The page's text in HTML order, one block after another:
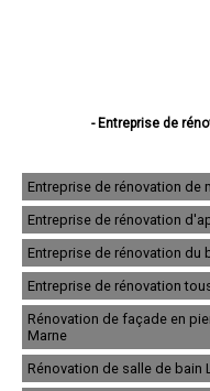
- Entreprise de
- Entreprise de
- Entreprise de
- Entreprise de
- Entreprise de
- Entreprise de
- Entreprise de
- Entreprise de
- Entreprise de rénovation
- Entreprise de
- Entreprise de
- Entreprise de
Entreprise de rénovation de
Entreprise de rénovation
Entreprise de rénovation du
Entreprise de rénovation
Rénovation de façade en
Marne
Rénovation de salle de bain